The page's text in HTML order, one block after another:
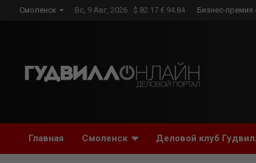
Смоленск Вс, 9 Авг, 2026 $ 82.17 € 94.84 Бизнес-премия
Главная Смоленск Деловой клуб